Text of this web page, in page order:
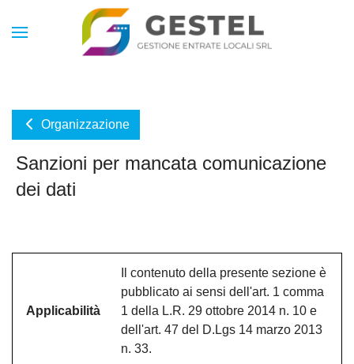
Organizzazione
Sanzioni per mancata comunicazione
dei dati
Applicabilità
Il contenuto della presente sezione è
pubblicato ai sensi dell'art. 1 comma
1 della L.R. 29 ottobre 2014 n. 10 e
dell'art. 47 del D.Lgs 14 marzo 2013
n. 33.